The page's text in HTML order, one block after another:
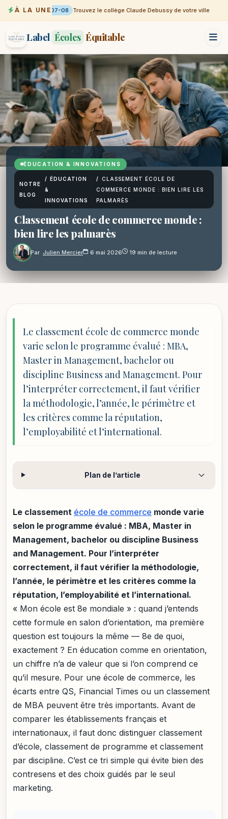
À LA UNE07-08 Trouvez le collège Claude Debussy de votre ville
Label Écoles Équitable
ÉDUCATION & INNOVATIONS
NOTRE
BLOG
/ ÉDUCATION
&
INNOVATIONS
/
CLASSEMENT ÉCOLE DE
COMMERCE MONDE : BIEN LIRE LES
PALMARÈS
Classement école de commerce monde :
bien lire les palmarès
Par Julien Mercier 6 mai 2026 19 min de lecture
Le classement école de commerce monde
varie selon le programme évalué : MBA,
Master in Management, bachelor ou
discipline Business and Management. Pour
l’interpréter correctement, il faut vérifier
la méthodologie, l’année, le périmètre et
les critères comme la réputation,
l’employabilité et l’international.
Plan de l’article
Le classement école de commerce monde varie
selon le programme évalué : MBA, Master in
Management, bachelor ou discipline Business
and Management. Pour l’interpréter
correctement, il faut vérifier la méthodologie,
l’année, le périmètre et les critères comme la
réputation, l’employabilité et l’international.
« Mon école est 8e mondiale » : quand j’entends
cette formule en salon d’orientation, ma première
question est toujours la même — 8e de quoi,
exactement ? En éducation comme en orientation,
un chiffre n’a de valeur que si l’on comprend ce
qu’il mesure. Pour une école de commerce, les
écarts entre QS, Financial Times ou un classement
de MBA peuvent être très importants. Avant de
comparer les établissements français et
internationaux, il faut donc distinguer classement
d’école, classement de programme et classement
par discipline. C’est ce tri simple qui évite bien des
contresens et des choix guidés par le seul
marketing.